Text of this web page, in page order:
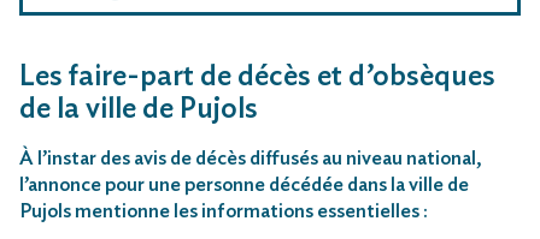
Les faire-part de décès et d’obsèques
de la ville de Pujols
À l’instar des avis de décès diffusés au niveau national,
l’annonce pour une personne décédée dans la ville de
Pujols mentionne les informations essentielles :